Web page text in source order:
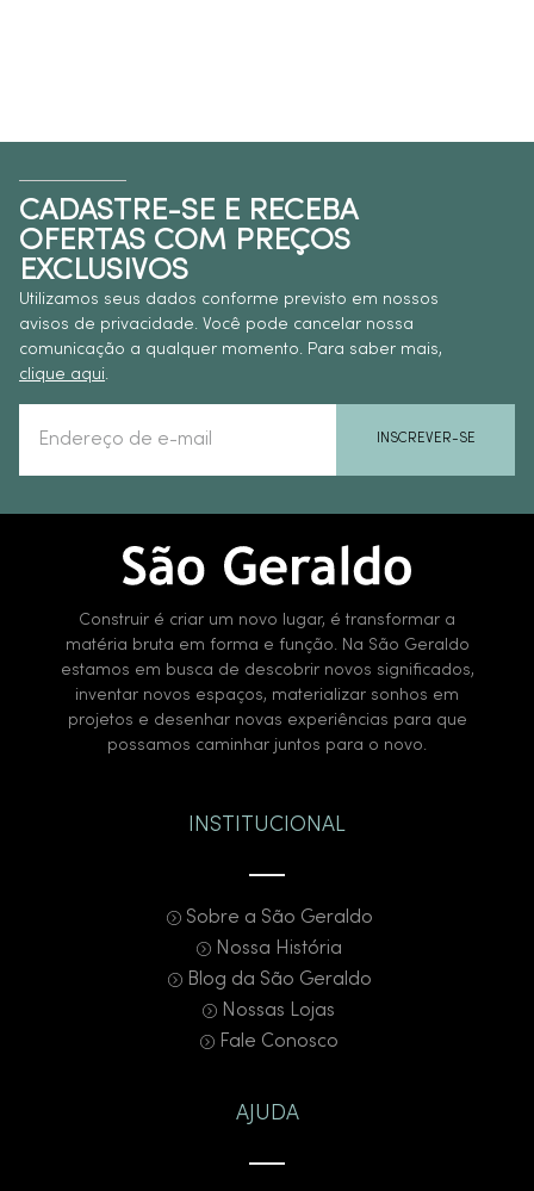
CADASTRE-SE E RECEBA
OFERTAS COM PREÇOS
EXCLUSIVOS
Utilizamos seus dados conforme previsto em nossos
avisos de privacidade. Você pode cancelar nossa
comunicação a qualquer momento. Para saber mais,
clique aqui
INSCREVER-SE
Construir é criar um novo lugar, é transformar a
matéria bruta em forma e função. Na São Geraldo
estamos em busca de descobrir novos significados,
inventar novos espaços, materializar sonhos em
projetos e desenhar novas experiências para que
possamos caminhar juntos para o novo.
INSTITUCIONAL
Sobre a São Geraldo
Nossa História
Blog da São Geraldo
Nossas Lojas
Fale Conosco
AJUDA